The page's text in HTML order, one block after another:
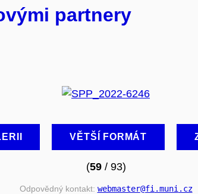
partnery
VĚTŠÍ FORMÁT
(59/ 93)
Odpovědný kontakt: webmaster@fi .muni .cz